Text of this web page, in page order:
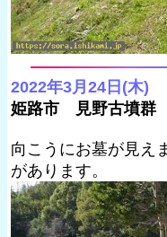
2022年3月24日(木)
姫路市 見野古墳群
向こうにお墓が見え
があります。